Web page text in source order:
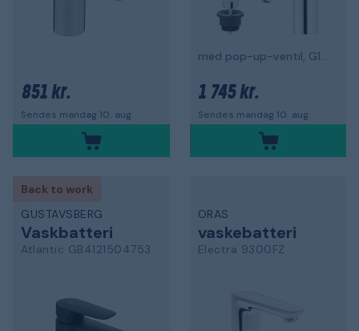
851 kr.
Sendes mandag 10. aug.
med pop-up-ventil, G10, krom
1 745 kr.
Sendes mandag 10. aug.
Back to work
GUSTAVSBERG
Vaskbatteri
Atlantic GB4121504753
ORAS
vaskebatteri
Electra 9300FZ